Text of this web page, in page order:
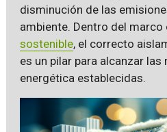
disminución de las
ambiente. Dentro del marco
sostenible, el correcto
es un pilar para alcanzar
energética establecidas.